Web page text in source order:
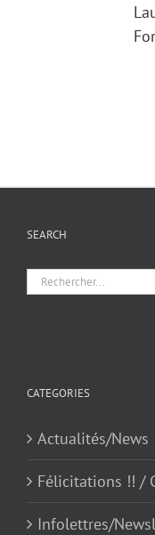
SEARCH
Chercher
CATEGORIES
Actualités/News
Félicitations !! /
Infolettres/